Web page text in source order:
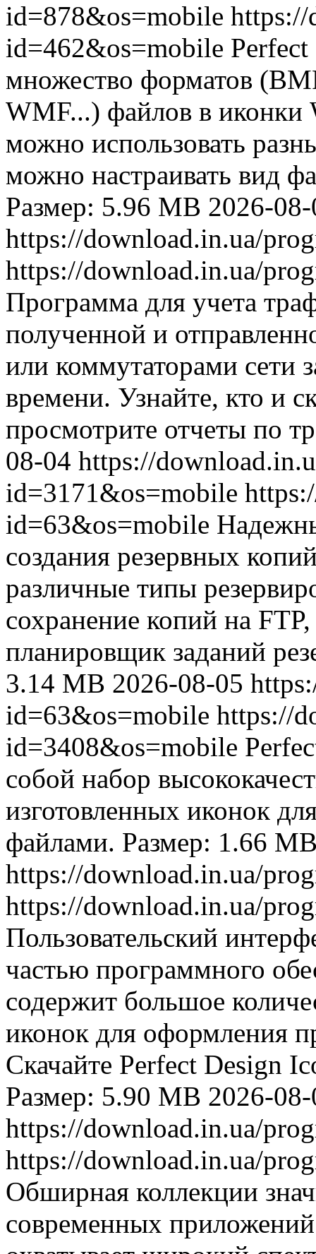
id=878&os=mobile https://
id=462&os=mobile Perfect
множество форматов
WMF...) файлов в иконки
можно использовать
можно настраивать вид
Размер: 5.96 MB 2026-
https://download.in.ua/
https://download.in.ua/
Программа для учета
полученной и
или коммутаторами сети
времени. Узнайте, кто и
просмотрите отчеты по
08-04 https://
id=3171&os=mobile
id=63&os=mobile
создания резервных
различные типы
сохранение копий на
планировщик заданий
3.14 MB 2026-08-05
id=63&os=mobile https://
id=3408&os=mobile
собой набор
изготовленных иконок
файлами. Размер: 1.66
https://download.in.ua/
https://download.in.ua/
Пользовательский
частью программного
содержит большое
иконок для оформления
Скачайте Perfect Design
Размер: 5.90 MB 2026-
https://download.in.ua/
https://download.in.ua/
Обширная коллекции
современных